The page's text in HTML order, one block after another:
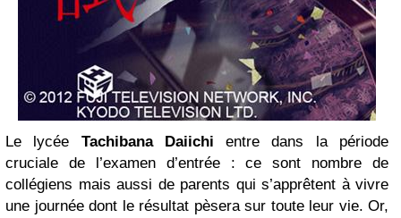
Le lycée Tachibana Daiichi entre dans la période
cruciale de l’examen d’entrée : ce sont nombre de
collégiens mais aussi de parents qui s’apprêtent à vivre
une journée dont le résultat pèsera sur toute leur vie. Or,